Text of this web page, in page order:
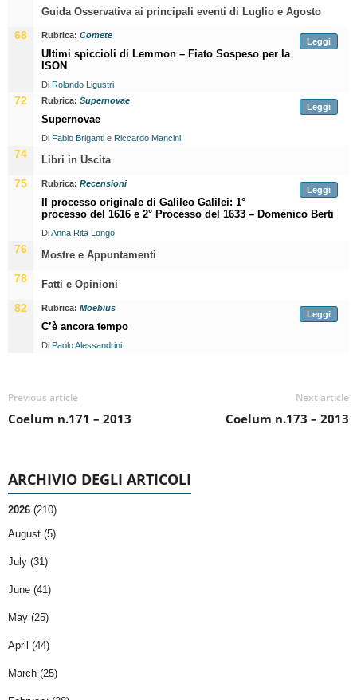
Guida Osservativa ai principali eventi di Luglio e Agosto
68 Leggi
Rubrica: Comete
Ultimi spiccioli di Lemmon – Fiato Sospeso per la
ISON
Di Rolando Ligustri
72 Leggi
Rubrica: Supernovae
Supernovae
Di Fabio Briganti e Riccardo Mancini
74 Libri in Uscita
75 Leggi
Rubrica: Recensioni
Il processo originale di Galileo Galilei: 1°
processo del 1616 e 2° Processo del 1633 – Domenico Berti
DiAnna Rita Longo
76 Mostre e Appuntamenti
78 Fatti e Opinioni
82 Leggi
Rubrica: Moebius
C’è ancora tempo
Di Paolo Alessandrini
Previous article
Coelum n.171 – 2013
Next article
Coelum n.173 – 2013
ARCHIVIO DEGLI ARTICOLI
2026 (210)
August (5)
July (31)
June (41)
May (25)
April (44)
March (25)